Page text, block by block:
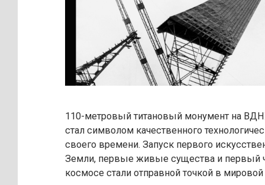
110-метровый титановый монумент на
стал символом качественного
своего времени. Запуск первого
Земли, первые живые существа и первый
космосе стали отправной точкой в